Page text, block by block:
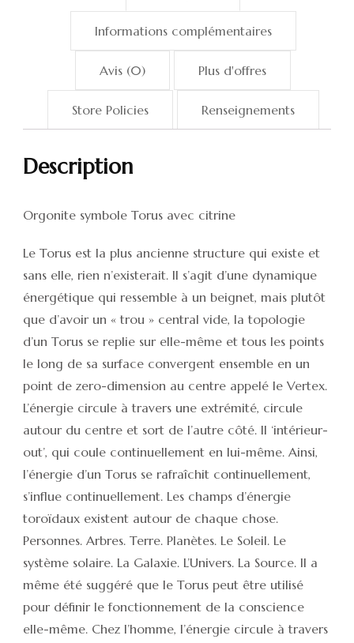
Informations complémentaires
Avis (0) Plus d'offres
Store Policies Renseignements
Description
Orgonite symbole Torus avec citrine
Le Torus est la plus ancienne structure qui existe et
sans elle, rien n’existerait. Il s’agit d’une dynamique
énergétique qui ressemble à un beignet, mais plutôt
que d’avoir un « trou » central vide, la topologie
d’un Torus se replie sur elle-même et tous les points
le long de sa surface convergent ensemble en un
point de zero-dimension au centre appelé le Vertex.
L’énergie circule à travers une extrémité, circule
autour du centre et sort de l’autre côté. Il ‘intérieur-
out’, qui coule continuellement en lui-même. Ainsi,
l’énergie d’un Torus se rafraîchit continuellement,
s’influe continuellement. Les champs d’énergie
toroïdaux existent autour de chaque chose.
Personnes. Arbres. Terre. Planètes. Le Soleil. Le
système solaire. La Galaxie. L’Univers. La Source. Il a
même été suggéré que le Torus peut être utilisé
pour définir le fonctionnement de la conscience
elle-même. Chez l’homme, l’énergie circule à travers